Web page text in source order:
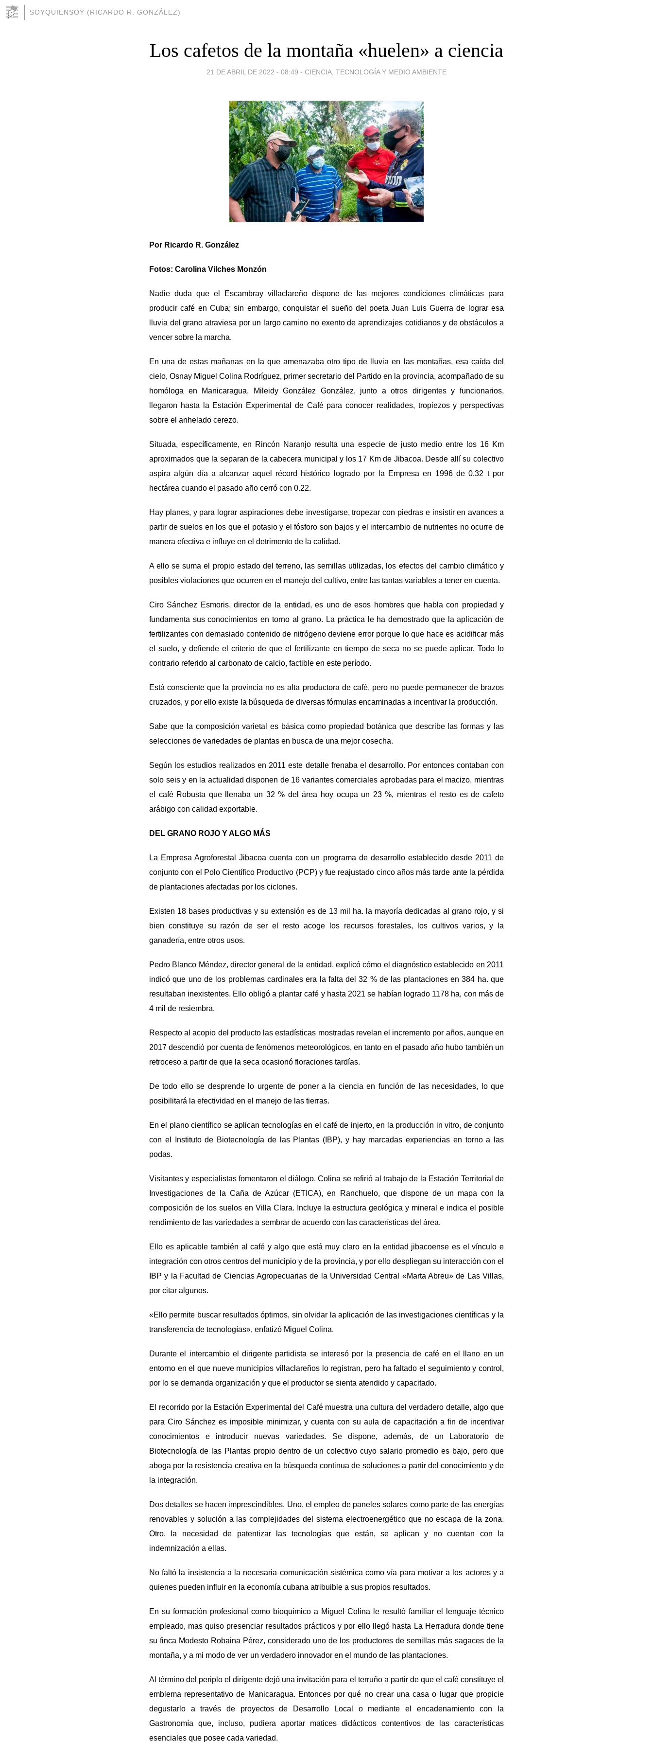
SOYQUIENSOY (RICARDO R. GONZÁLEZ)
Los cafetos de la montaña «huelen» a ciencia
21 DE ABRIL DE 2022 - 08:49 - CIENCIA, TECNOLOGÍA Y MEDIO AMBIENTE
Por Ricardo R. González
Fotos: Carolina Vilches Monzón
Nadie duda que el Escambray villaclareño dispone de las mejores condiciones climáticas para
producir café en Cuba; sin embargo, conquistar el sueño del poeta Juan Luis Guerra de lograr esa
lluvia del grano atraviesa por un largo camino no exento de aprendizajes cotidianos y de obstáculos a
vencer sobre la marcha.
En una de estas mañanas en la que amenazaba otro tipo de lluvia en las montañas, esa caída del
cielo, Osnay Miguel Colina Rodríguez, primer secretario del Partido en la provincia, acompañado de su
homóloga en Manicaragua, Mileidy González González, junto a otros dirigentes y funcionarios,
llegaron hasta la Estación Experimental de Café para conocer realidades, tropiezos y perspectivas
sobre el anhelado cerezo.
Situada, específicamente, en Rincón Naranjo resulta una especie de justo medio entre los 16 Km
aproximados que la separan de la cabecera municipal y los 17 Km de Jibacoa. Desde allí su colectivo
aspira algún día a alcanzar aquel récord histórico logrado por la Empresa en 1996 de 0.32 t por
hectárea cuando el pasado año cerró con 0.22.
Hay planes, y para lograr aspiraciones debe investigarse, tropezar con piedras e insistir en avances a
partir de suelos en los que el potasio y el fósforo son bajos y el intercambio de nutrientes no ocurre de
manera efectiva e influye en el detrimento de la calidad.
A ello se suma el propio estado del terreno, las semillas utilizadas, los efectos del cambio climático y
posibles violaciones que ocurren en el manejo del cultivo, entre las tantas variables a tener en cuenta.
Ciro Sánchez Esmoris, director de la entidad, es uno de esos hombres que habla con propiedad y
fundamenta sus conocimientos en torno al grano. La práctica le ha demostrado que la aplicación de
fertilizantes con demasiado contenido de nitrógeno deviene error porque lo que hace es acidificar más
el suelo, y defiende el criterio de que el fertilizante en tiempo de seca no se puede aplicar. Todo lo
contrario referido al carbonato de calcio, factible en este período.
Está consciente que la provincia no es alta productora de café, pero no puede permanecer de brazos
cruzados, y por ello existe la búsqueda de diversas fórmulas encaminadas a incentivar la producción.
Sabe que la composición varietal es básica como propiedad botánica que describe las formas y las
selecciones de variedades de plantas en busca de una mejor cosecha.
Según los estudios realizados en 2011 este detalle frenaba el desarrollo. Por entonces contaban con
solo seis y en la actualidad disponen de 16 variantes comerciales aprobadas para el macizo, mientras
el café Robusta que llenaba un 32 % del área hoy ocupa un 23 %, mientras el resto es de cafeto
arábigo con calidad exportable.
DEL GRANO ROJO Y ALGO MÁS
La Empresa Agroforestal Jibacoa cuenta con un programa de desarrollo establecido desde 2011 de
conjunto con el Polo Científico Productivo (PCP) y fue reajustado cinco años más tarde ante la pérdida
de plantaciones afectadas por los ciclones.
Existen 18 bases productivas y su extensión es de 13 mil ha. la mayoría dedicadas al grano rojo, y si
bien constituye su razón de ser el resto acoge los recursos forestales, los cultivos varios, y la
ganadería, entre otros usos.
Pedro Blanco Méndez, director general de la entidad, explicó cómo el diagnóstico establecido en 2011
indicó que uno de los problemas cardinales era la falta del 32 % de las plantaciones en 384 ha. que
resultaban inexistentes. Ello obligó a plantar café y hasta 2021 se habían logrado 1178 ha, con más de
4 mil de resiembra.
Respecto al acopio del producto las estadísticas mostradas revelan el incremento por años, aunque en
2017 descendió por cuenta de fenómenos meteorológicos, en tanto en el pasado año hubo también un
retroceso a partir de que la seca ocasionó floraciones tardías.
De todo ello se desprende lo urgente de poner a la ciencia en función de las necesidades, lo que
posibilitará la efectividad en el manejo de las tierras.
En el plano científico se aplican tecnologías en el café de injerto, en la producción in vitro, de conjunto
con el Instituto de Biotecnología de las Plantas (IBP), y hay marcadas experiencias en torno a las
podas.
Visitantes y especialistas fomentaron el diálogo. Colina se refirió al trabajo de la Estación Territorial de
Investigaciones de la Caña de Azúcar (ETICA), en Ranchuelo, que dispone de un mapa con la
composición de los suelos en Villa Clara. Incluye la estructura geológica y mineral e indica el posible
rendimiento de las variedades a sembrar de acuerdo con las características del área.
Ello es aplicable también al café y algo que está muy claro en la entidad jibacoense es el vínculo e
integración con otros centros del municipio y de la provincia, y por ello despliegan su interacción con el
IBP y la Facultad de Ciencias Agropecuarias de la Universidad Central «Marta Abreu» de Las Villas,
por citar algunos.
«Ello permite buscar resultados óptimos, sin olvidar la aplicación de las investigaciones científicas y la
transferencia de tecnologías», enfatizó Miguel Colina.
Durante el intercambio el dirigente partidista se interesó por la presencia de café en el llano en un
entorno en el que nueve municipios villaclareños lo registran, pero ha faltado el seguimiento y control,
por lo se demanda organización y que el productor se sienta atendido y capacitado.
El recorrido por la Estación Experimental del Café muestra una cultura del verdadero detalle, algo que
para Ciro Sánchez es imposible minimizar, y cuenta con su aula de capacitación a fin de incentivar
conocimientos e introducir nuevas variedades. Se dispone, además, de un Laboratorio de
Biotecnología de las Plantas propio dentro de un colectivo cuyo salario promedio es bajo, pero que
aboga por la resistencia creativa en la búsqueda continua de soluciones a partir del conocimiento y de
la integración.
Dos detalles se hacen imprescindibles. Uno, el empleo de paneles solares como parte de las energías
renovables y solución a las complejidades del sistema electroenergético que no escapa de la zona.
Otro, la necesidad de patentizar las tecnologías que están, se aplican y no cuentan con la
indemnización a ellas.
No faltó la insistencia a la necesaria comunicación sistémica como vía para motivar a los actores y a
quienes pueden influir en la economía cubana atribuible a sus propios resultados.
En su formación profesional como bioquímico a Miguel Colina le resultó familiar el lenguaje técnico
empleado, mas quiso presenciar resultados prácticos y por ello llegó hasta La Herradura donde tiene
su finca Modesto Robaina Pérez, considerado uno de los productores de semillas más sagaces de la
montaña, y a mi modo de ver un verdadero innovador en el mundo de las plantaciones.
Al término del periplo el dirigente dejó una invitación para el terruño a partir de que el café constituye el
emblema representativo de Manicaragua. Entonces por qué no crear una casa o lugar que propicie
degustarlo a través de proyectos de Desarrollo Local o mediante el encadenamiento con la
Gastronomía que, incluso, pudiera aportar matices didácticos contentivos de las características
esenciales que posee cada variedad.